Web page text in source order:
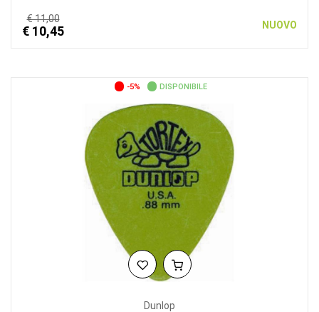
€ 11,00
€ 10,45 NUOVO
-5% DISPONIBILE
Dunlop